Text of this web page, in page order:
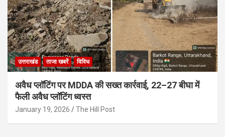
उत्तराखंड ताजा खबरें विविध
अवैध प्लॉटिंग पर MDDA की सख्त कार्रवाई, 22–27 बीघा में
फैली अवैध प्लॉटिंग ध्वस्त
January 19, 2026 The Hill Post